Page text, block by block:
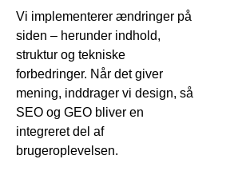
Vi implementerer ændringer på
siden – herunder indhold,
struktur og tekniske
forbedringer. Når det giver
mening, inddrager vi design, så
SEO og GEO bliver en
integreret del af
brugeroplevelsen.